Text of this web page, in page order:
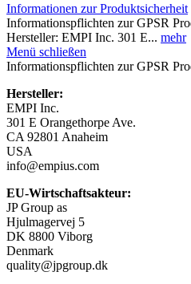
Informationen zur Produktsicherheit
Informationspflichten zur GPSR
Hersteller: EMPI Inc. 301 E... mehr
Menü schließen
Informationspflichten zur GPSR
Hersteller:
EMPI Inc.
301 E Orangethorpe Ave.
CA 92801 Anaheim
USA
info@empius.com
EU-Wirtschaftsakteur:
JP Group as
Hjulmagervej 5
DK 8800 Viborg
Denmark
quality@jpgroup.dk